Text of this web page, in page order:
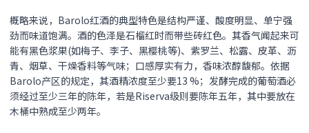
概略来说，Barolo红酒的典型特色是结构严谨、酸度明显、单宁强
劲而味道饱满。酒的色泽是石榴红时而带些砖红色。其香气闻起来可
能有黑色浆果(如梅子、李子、黑樱桃等)、紫罗兰、松露、皮革、沥
青、烟草、干燥香料等气味；口感厚实有力，香味浓醇馥郁。依据
Barolo产区的规定，其酒精浓度至少要13 %；发酵完成的葡萄酒必
须经过至少三年的陈年，若是Riserva级则要陈年五年，其中要放在
木桶中熟成至少两年。